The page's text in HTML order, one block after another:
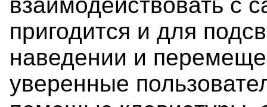
пригодится и для
наведении и
уверенные